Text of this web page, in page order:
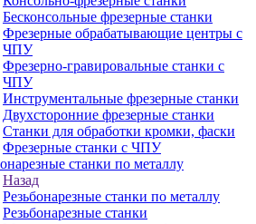
Бесконсольные фрезерные станки
Фрезерные обрабатывающие центры с
ЧПУ
Фрезерно-гравировальные станки с
ЧПУ
Инструментальные фрезерные станки
Двухсторонние фрезерные станки
Станки для обработки кромки, фаски
Фрезерные станки с ЧПУ
станки по металлу
Назад
Резьбонарезные станки по металлу
Резьбонарезные станки